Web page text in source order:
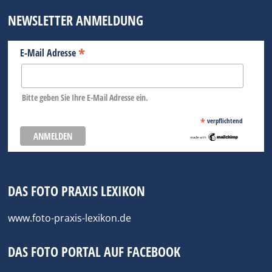
NEWSLETTER ANMELDUNG
E-Mail Adresse*
Bitte geben Sie Ihre E-Mail Adresse ein.
* verpflichtend
DAS FOTO PRAXIS LEXIKON
www.foto-praxis-lexikon.de
DAS FOTO PORTAL AUF FACEBOOK